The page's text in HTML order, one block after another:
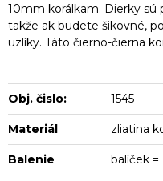
10mm korálkam. Dierky sú
takže ak budete šikovné,
uzlíky. Táto čierno-čierna
Obj. čislo: 1545
Materiál zliatina
Balenie balíček =